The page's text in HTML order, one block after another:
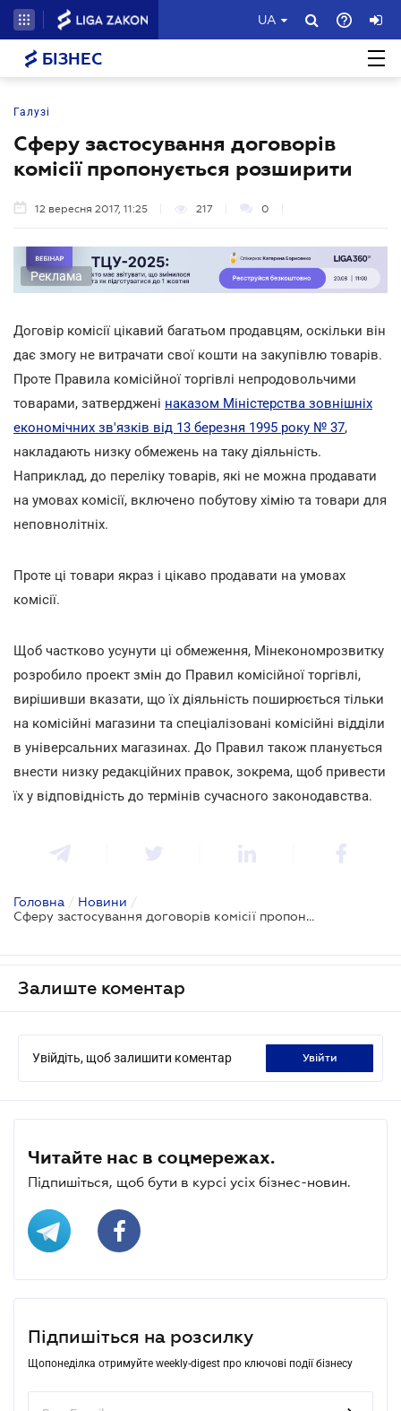
UA
БІЗНЕС
Галузі
Сферу застосування договорів
комісії пропонується розширити
12 вересня 2017, 11:25 217 0
Реклама
Договір комісії цікавий багатьом продавцям, оскільки він
дає змогу не витрачати свої кошти на закупівлю товарів.
Проте Правила комісійної торгівлі непродовольчими
товарами, затверджені наказом Міністерства зовнішніх
економічних зв'язків від 13 березня 1995 року № 37,
накладають низку обмежень на таку діяльність.
Наприклад, до переліку товарів, які не можна продавати
на умовах комісії, включено побутову хімію та товари для
неповнолітніх.
Проте ці товари якраз і цікаво продавати на умовах
комісії.
Щоб частково усунути ці обмеження, Мінекономрозвитку
розробило проект змін до Правил комісійної торгівлі,
вирішивши вказати, що їх діяльність поширюється тільки
на комісійні магазини та спеціалізовані комісійні відділи
в універсальних магазинах. До Правил також планується
внести низку редакційних правок, зокрема, щоб привести
їх у відповідність до термінів сучасного законодавства.
Головна / Новини /
Сферу застосування договорів комісії пропонується розширити
Залиште коментар
Увійдіть, щоб залишити коментар увійти
Читайте нас в соцмережах.
Підпишіться, щоб бути в курсі усіх бізнес-новин.
Підпишіться на розсилку
Щопонеділка отримуйте weekly-digest про ключові події бізнесу